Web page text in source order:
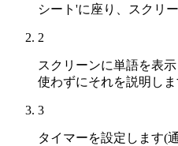
シート'に座り、スクリ
2
スクリーンに単語を表
使わずにそれを説明しま
3
タイマーを設定します(